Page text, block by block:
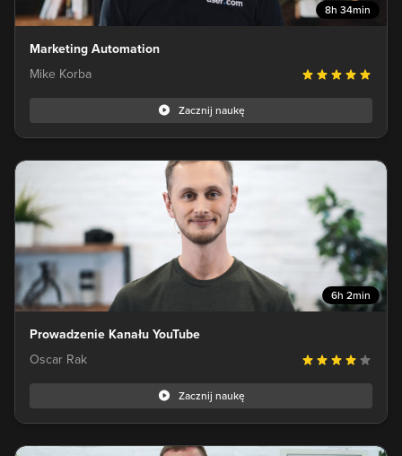
8h 34min
Marketing Automation
Mike Korba
Zacznij naukę
6h 2min
Prowadzenie Kanału YouTube
Oscar Rak
Zacznij naukę